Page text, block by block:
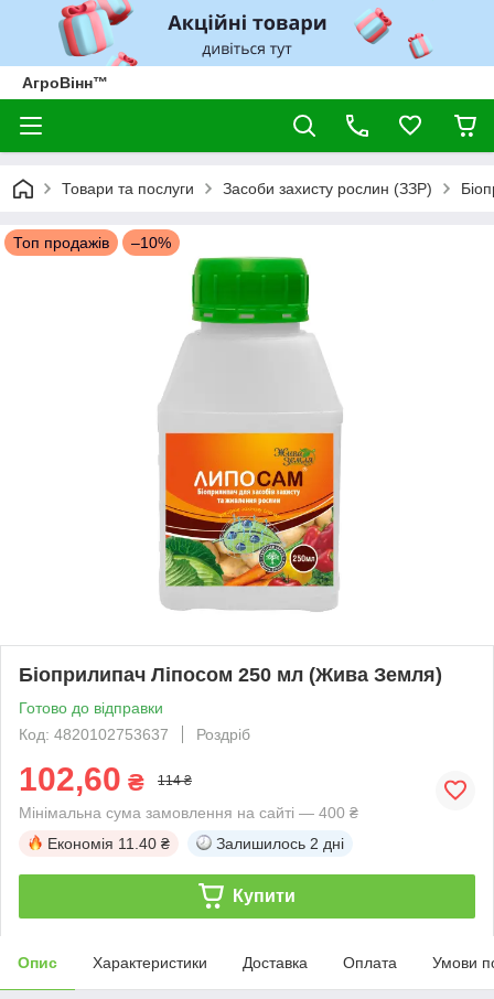
АгроВінн™
Товари та послуги Засоби захисту рослин (ЗЗР)
Топ продажів –10%
Біоприлипач Ліпосом 250 мл (Жива Земля)
Готово до відправки
Код: 4820102753637
Роздріб
102,60 ₴ 114 ₴
Мінімальна сума замовлення на сайті — 400 ₴
Економія 11.40 ₴ Залишилось 2 дні
Купити
Опис Характеристики Доставка Оплата Умови